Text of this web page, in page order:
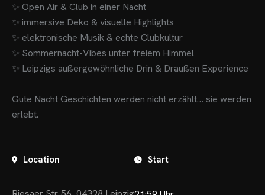
✨ Open Air & Club in einer Nacht
✨ immersive Deko & visuelle Highlights
✨ elektronische Musik & echte Clubkultur
✨ Sommernacht-Vibes unter freiem Himmel
✨ Leipzigs außergewöhnliche Drin & Draußen Experience
Gute Nacht Geschichten werden nicht erzählt… sie werden
erlebt.
Location Start